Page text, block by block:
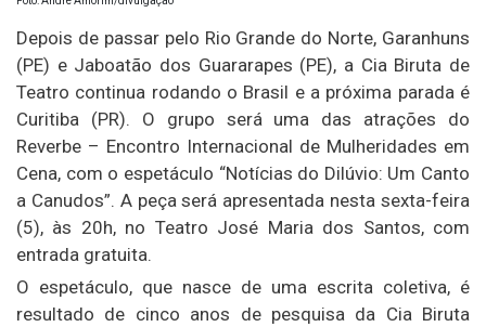
Depois de passar pelo Rio Grande do Norte, Garanhuns
(PE) e Jaboatão dos Guararapes (PE), a Cia Biruta de
Teatro continua rodando o Brasil e a próxima parada é
Curitiba (PR). O grupo será uma das atrações do
Reverbe – Encontro Internacional de Mulheridades em
Cena, com o espetáculo “Notícias do Dilúvio: Um Canto
a Canudos”. A peça será apresentada nesta sexta-feira
(5), às 20h, no Teatro José Maria dos Santos, com
entrada gratuita.
O espetáculo, que nasce de uma escrita coletiva, é
resultado de cinco anos de pesquisa da Cia Biruta